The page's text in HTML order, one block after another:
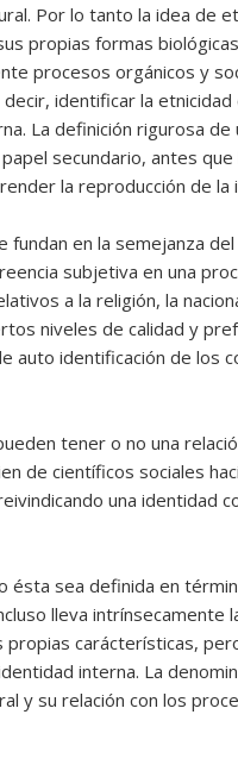
Por lo tanto la idea de
propias formas
procesos orgánicos y
identificar la
La definición rigurosa
secundario, antes
la reproducción de la
en la semejanza
subjetiva en una
a la religión, la
niveles de calidad y
auto identificación de los
tener o no una
de científicos sociales
una identidad
ésta sea definida en
lleva
carácterísticas,
interna. La
y su relación con los